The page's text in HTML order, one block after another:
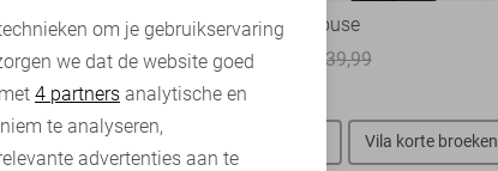
Blouse
39,99
Vila Blouse
39,99
Vila tops Vila korte broeken
Marketing cookies
om je gebruikservaring
we dat de website goed
4 partners analytische en
te analyseren,
advertenties aan te